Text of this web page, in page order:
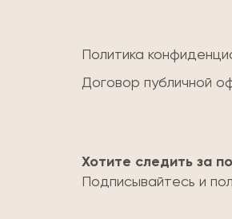
Политика
Договор публичной
Хотите следить за
Подписывайтесь и